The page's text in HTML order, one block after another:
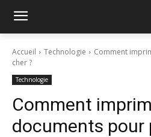
Accueil Technologie
Comment
cher ?
Technologie
Comment
documents pour